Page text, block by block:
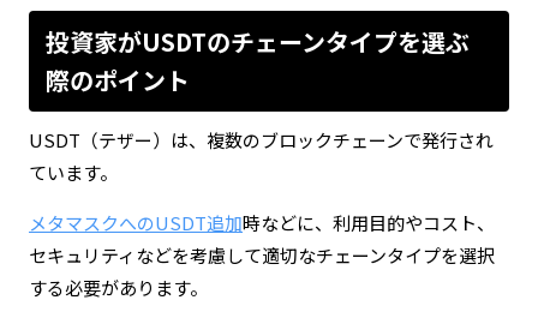
投資家がUSDTのチェーンタイプを選ぶ
際のポイント
USDT（テザー）は、複数のブロックチェーンで発行され
ています。
メタマスクへのUSDT追加時などに、利用目的やコスト、
セキュリティなどを考慮して適切なチェーンタイプを選択
する必要があります。